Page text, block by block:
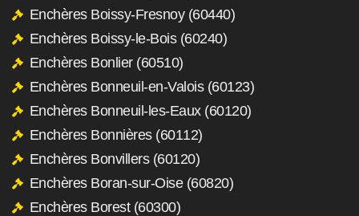
Enchères Boissy-Fresnoy (60440)
Enchères Boissy-le-Bois (60240)
Enchères Bonlier (60510)
Enchères Bonneuil-en-Valois (60123)
Enchères Bonneuil-les-Eaux (60120)
Enchères Bonnières (60112)
Enchères Bonvillers (60120)
Enchères Boran-sur-Oise (60820)
Enchères Borest (60300)